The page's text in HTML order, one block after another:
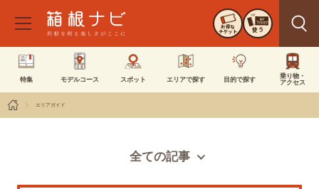
お得な
チケット 使う
特集 モデルコース スポット エリアで探す 目的で探す
乗り物・
アクセス
エリアガイド
全ての記事